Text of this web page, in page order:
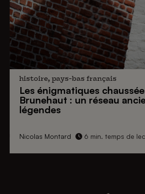
histoire, pays-bas français
Les énigmatiques
Brunehaut : un réseau
légendes
Nicolas Montard 6 min. temps de